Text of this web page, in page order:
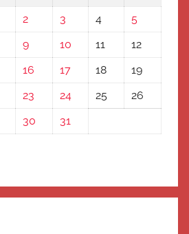
2 3 4
5
9 10 11
12
16 17 18
19
23 24 25
26
30 31